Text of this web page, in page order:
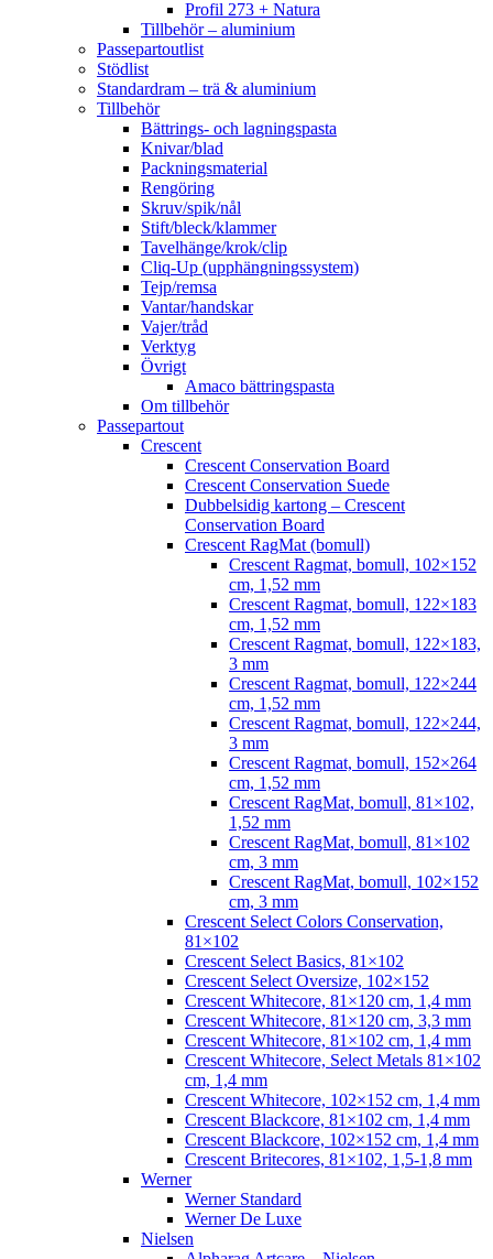
Profil 273 + Natura
Tillbehör – aluminium
Passepartoutlist
Stödlist
Standardram – trä & aluminium
Tillbehör
Bättrings- och lagningspasta
Knivar/blad
Packningsmaterial
Rengöring
Skruv/spik/nål
Stift/bleck/klammer
Tavelhänge/krok/clip
Cliq-Up (upphängningssystem)
Tejp/remsa
Vantar/handskar
Vajer/tråd
Verktyg
Övrigt
Amaco bättringspasta
Om tillbehör
Passepartout
Crescent
Crescent Conservation Board
Crescent Conservation Suede
Dubbelsidig kartong – Crescent
Conservation Board
Crescent RagMat (bomull)
Crescent Ragmat, bomull, 102×152
cm, 1,52 mm
Crescent Ragmat, bomull, 122×183
cm, 1,52 mm
Crescent Ragmat, bomull, 122×183,
3 mm
Crescent Ragmat, bomull, 122×244
cm, 1,52 mm
Crescent Ragmat, bomull, 122×244,
3 mm
Crescent Ragmat, bomull, 152×264
cm, 1,52 mm
Crescent RagMat, bomull, 81×102,
1,52 mm
Crescent RagMat, bomull, 81×102
cm, 3 mm
Crescent RagMat, bomull, 102×152
cm, 3 mm
Crescent Select Colors Conservation,
81×102
Crescent Select Basics, 81×102
Crescent Select Oversize, 102×152
Crescent Whitecore, 81×120 cm, 1,4 mm
Crescent Whitecore, 81×120 cm, 3,3 mm
Crescent Whitecore, 81×102 cm, 1,4 mm
Crescent Whitecore, Select Metals 81×102
cm, 1,4 mm
Crescent Whitecore, 102×152 cm, 1,4 mm
Crescent Blackcore, 81×102 cm, 1,4 mm
Crescent Blackcore, 102×152 cm, 1,4 mm
Crescent Britecores, 81×102, 1,5-1,8 mm
Werner
Werner Standard
Werner De Luxe
Nielsen